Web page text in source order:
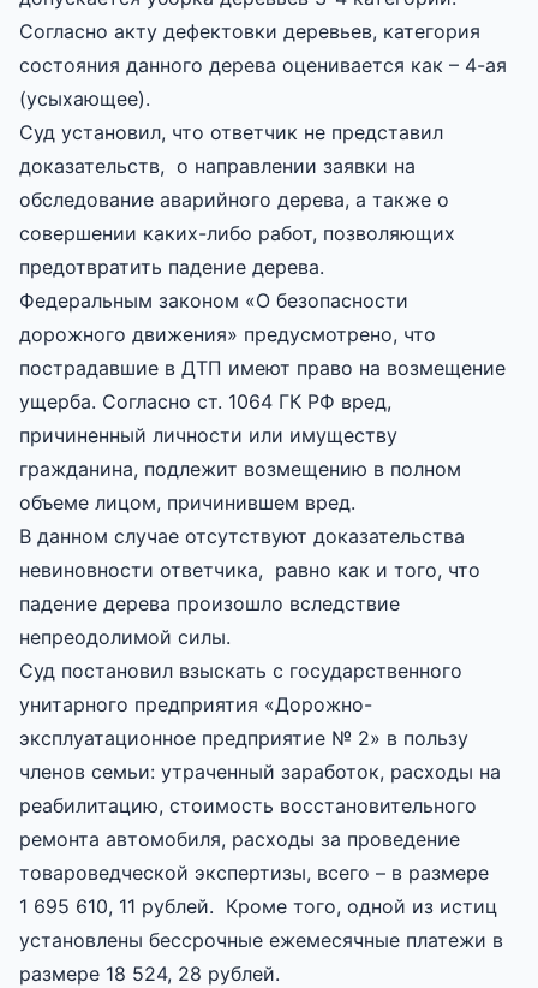
Согласно акту дефектовки деревьев, категория
состояния данного дерева оценивается как – 4-ая
(усыхающее).
Суд установил, что ответчик не представил
доказательств, о направлении заявки на
обследование аварийного дерева, а также о
совершении каких-либо работ, позволяющих
предотвратить падение дерева.
Федеральным законом «О безопасности
дорожного движения» предусмотрено, что
пострадавшие в ДТП имеют право на возмещение
ущерба. Согласно ст. 1064 ГК РФ вред,
причиненный личности или имуществу
гражданина, подлежит возмещению в полном
объеме лицом, причинившем вред.
В данном случае отсутствуют доказательства
невиновности ответчика, равно как и того, что
падение дерева произошло вследствие
непреодолимой силы.
Суд постановил взыскать с государственного
унитарного предприятия «Дорожно-
эксплуатационное предприятие № 2» в пользу
членов семьи: утраченный заработок, расходы на
реабилитацию, стоимость восстановительного
ремонта автомобиля, расходы за проведение
товароведческой экспертизы, всего – в размере
1 695 610, 11 рублей. Кроме того, одной из истиц
установлены бессрочные ежемесячные платежи в
размере 18 524, 28 рублей.